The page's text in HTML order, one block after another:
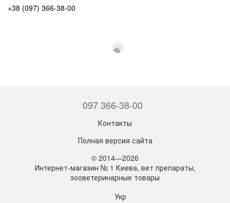
+38 (097) 366-38-00
097 366-38-00
Контакты
Полная версия сайта
© 2014—2026
Интернет-магазин № 1 Киева, вет препараты,
зооветеринарные товары
Укр